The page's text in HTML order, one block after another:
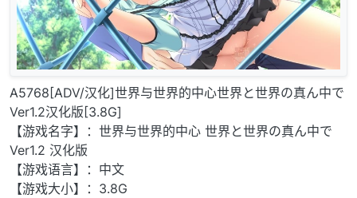
A5768[ADV/汉化]世界与世界的中心世界と世界の真ん中で
Ver1.2汉化版[3.8G]
【游戏名字】：世界与世界的中心 世界と世界の真ん中で
Ver1.2 汉化版
【游戏语言】：中文
【游戏大小】：3.8G